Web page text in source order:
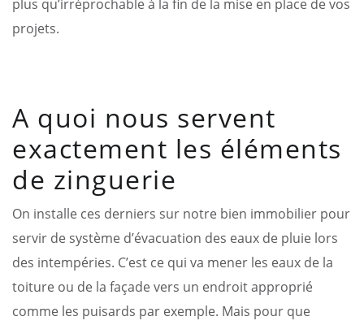
plus qu’irréprochable à la fin de la mise en place de vos
projets.
A quoi nous servent
exactement les éléments
de zinguerie
On installe ces derniers sur notre bien immobilier pour
servir de système d’évacuation des eaux de pluie lors
des intempéries. C’est ce qui va mener les eaux de la
toiture ou de la façade vers un endroit approprié
comme les puisards par exemple. Mais pour que